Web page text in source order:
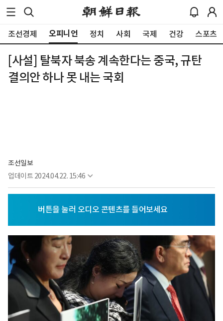
조선경제 오피니언 정치 사회 국제 건강 스포츠
[사설] 탈북자 북송 계속한다는 중국, 규탄
결의안 하나 못 내는 국회
조선일보
업데이트 2024.04.22. 15:46